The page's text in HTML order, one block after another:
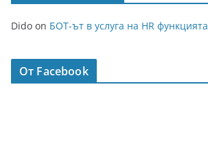
Dido on БОТ-ът в услуга на HR функцията
От Facebook